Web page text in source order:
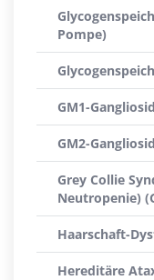
Pompe)
GM1-
GM2-
Grey Collie
Neutropenie)
Haarschaft-
Hereditäre